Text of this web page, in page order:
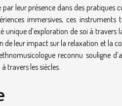
leur présence dans des pratiques
immersives, ces
d’exploration de soi à travers
leur impact sur la relaxation et la
reconnu souligne
travers les siècles.